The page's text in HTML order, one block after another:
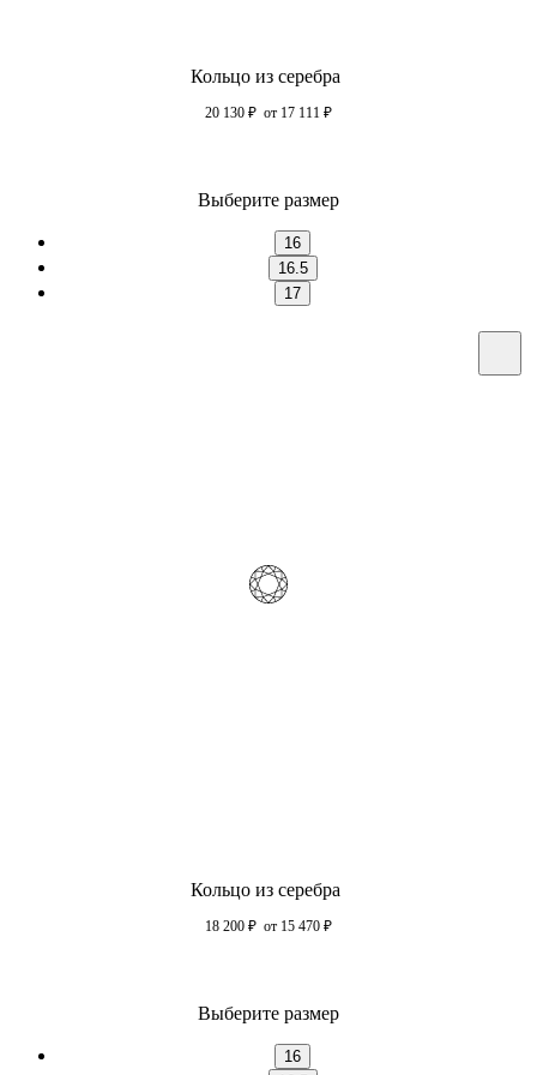
Кольцо из серебра
20 130 ₽ от 17 111 ₽
Выберите размер
16
16.5
17
Кольцо из серебра
18 200 ₽ от 15 470 ₽
Выберите размер
16